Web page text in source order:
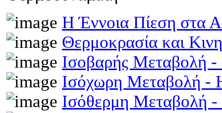
Η Έννοια Πίεση στα
Θερμοκρασία και
Ισοβαρής Μεταβολή
Ισόχωρη Μεταβολή -
Ισόθερμη Μεταβολή